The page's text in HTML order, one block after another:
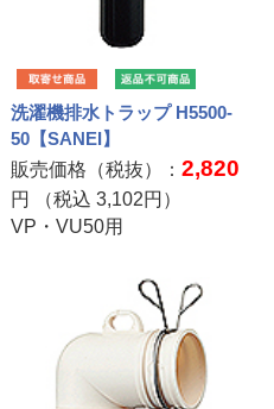
洗濯機排水トラップ H5500-
50【SANEI】
販売価格（税抜）： 2,820
円 （税込 3,102円）
VP・VU50用